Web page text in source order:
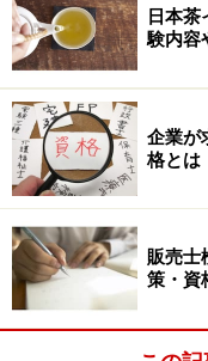
日本
験内容
企業が
格とは
販売士
策・資